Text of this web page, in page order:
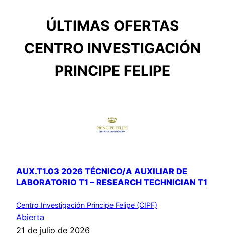
ÚLTIMAS OFERTAS
CENTRO INVESTIGACIÓN
PRINCIPE FELIPE
AUX.T1.03 2026 TÉCNICO/A AUXILIAR DE
LABORATORIO T1 – RESEARCH TECHNICIAN T1
Centro Investigación Principe Felipe (CIPF)
Abierta
21 de julio de 2026